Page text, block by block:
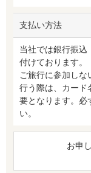
支払い方法
当社では銀行振込
付けております。
ご旅行に参加し
行う際は、カード
要となります。必
い。
お申